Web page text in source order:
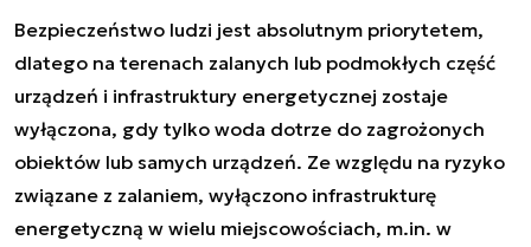
Bezpieczeństwo ludzi jest absolutnym priorytetem,
dlatego na terenach zalanych lub podmokłych część
urządzeń i infrastruktury energetycznej zostaje
wyłączona, gdy tylko woda dotrze do zagrożonych
obiektów lub samych urządzeń. Ze względu na ryzyko
związane z zalaniem, wyłączono infrastrukturę
energetyczną w wielu miejscowościach, m.in. w